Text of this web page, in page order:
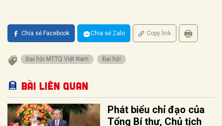
Chia sẻ Facebook Chia sẻ Zalo Copy link
Đại hội MTTQ Việt Nam Đại hội
Bài liên quan
Phát biểu chỉ đạo của
Tổng Bí thư, Chủ tịch